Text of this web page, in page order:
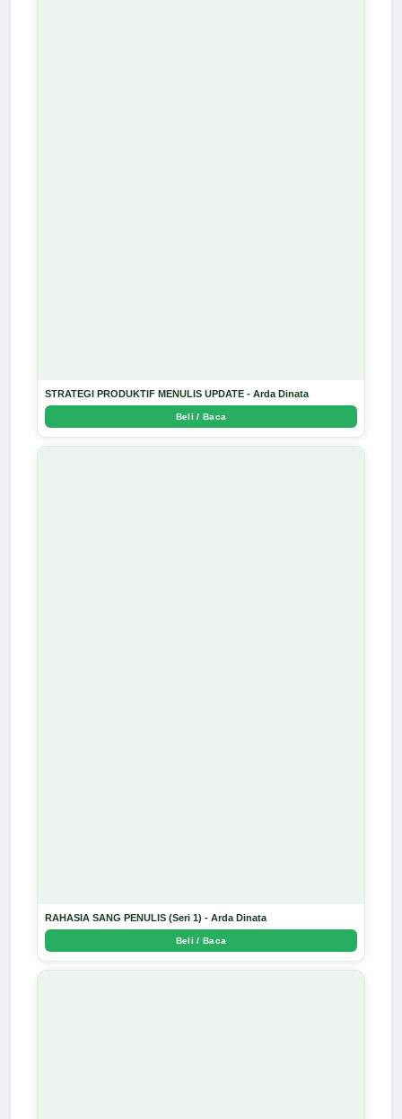
STRATEGI PRODUKTIF MENULIS UPDATE - Arda Dinata
Beli / Baca
RAHASIA SANG PENULIS (Seri 1) - Arda Dinata
Beli / Baca